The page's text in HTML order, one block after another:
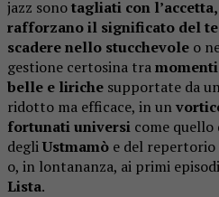
jazz sonotagliati con l’accetta,
rafforzano il significato del
scadere nello stucchevole o
gestione certosina tra
belle e liriche supportate da
ridotto ma efficace, in un
fortunati universi come quello
degliUstmamò e del repertorio
o, in lontananza, ai primi
Lista.